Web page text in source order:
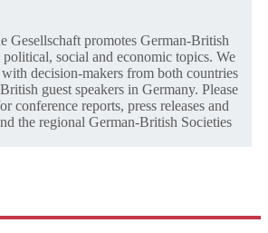
Gesellschaft promotes German-British
social and economic topics. We
decision-makers from both countries
guest speakers in Germany. Please
conference reports, press releases and
the regional German-British Societies